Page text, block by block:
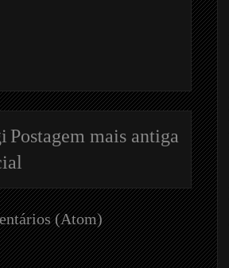
Postagem mais antiga
(Atom)